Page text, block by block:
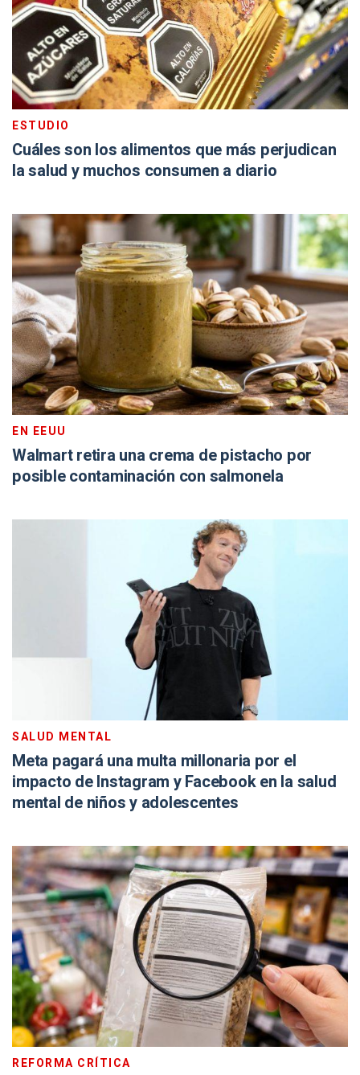
ESTUDIO
Cuáles son los alimentos que más perjudican
la salud y muchos consumen a diario
EN EEUU
Walmart retira una crema de pistacho por
posible contaminación con salmonela
SALUD MENTAL
Meta pagará una multa millonaria por el
impacto de Instagram y Facebook en la salud
mental de niños y adolescentes
REFORMA CRÍTICA